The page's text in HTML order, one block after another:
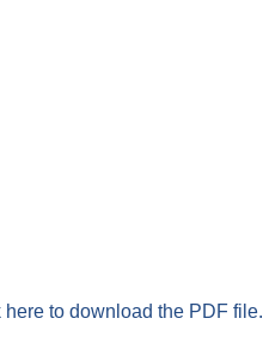
here to download the PDF file.